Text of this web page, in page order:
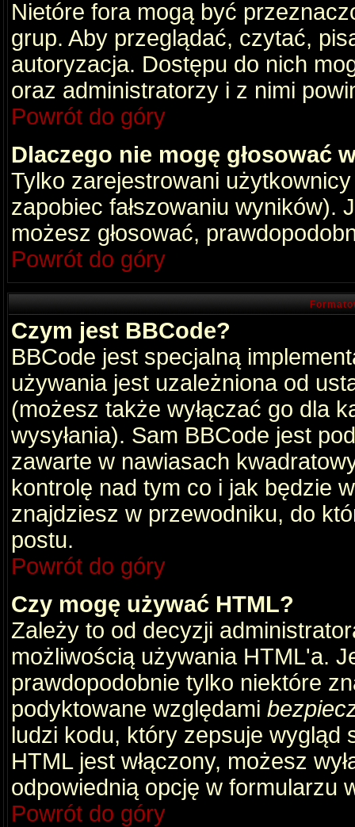
Nietóre fora mogą być
grup. Aby przeglądać, czytać,
autoryzacja. Dostępu do nich
oraz administratorzy i z nimi
Powrót do góry
Dlaczego nie mogę głosować
Tylko zarejestrowani
zapobiec fałszowaniu wyników).
możesz głosować,
Powrót do góry
Czym jest BBCode?
BBCode jest specjalną
używania jest uzależniona od
(możesz także wyłączać go dla
wysyłania). Sam BBCode jest
zawarte w nawiasach
kontrolę nad tym co i jak będzie
znajdziesz w przewodniku, do
postu.
Powrót do góry
Czy mogę używać HTML?
Zależy to od decyzji
możliwością używania HTML'a.
prawdopodobnie tylko niektóre
podyktowane względami
ludzi kodu, który zepsuje wygląd
HTML jest włączony, możesz
odpowiednią opcję w formularzu
Powrót do góry